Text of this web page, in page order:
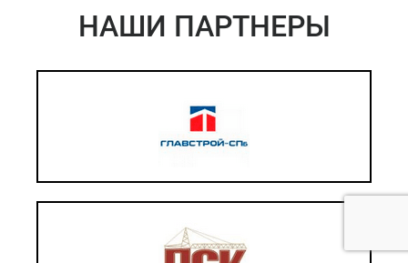
НАШИ ПАРТНЕРЫ